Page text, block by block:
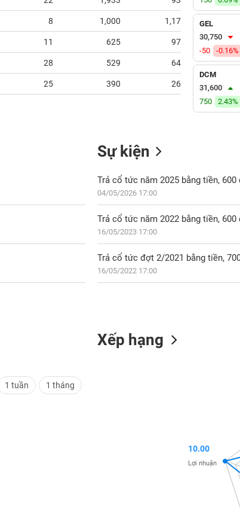
8 1,000 1,175
11 625 973 0.00
28 529 646 0.00
25 390 269
GEL
30,750
-50
-0.16%
DCM
31,600
750
2.43%
Sự kiện
Trả cổ tức năm 2025 bằng tiền, 600
04/05/2026 17:00
Trả cổ tức năm 2022 bằng tiền, 600
16/05/2023 17:00
Trả cổ tức đợt 2/2021 bằng tiền,
16/05/2022 17:00
1 tuần 1 tháng
Xếp hạng
10.00
Lợi nhuận